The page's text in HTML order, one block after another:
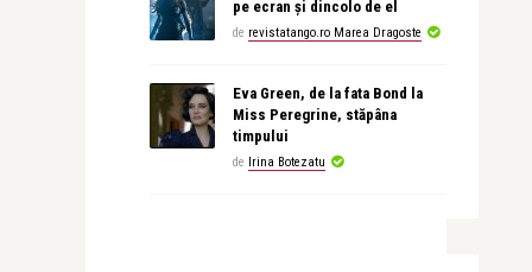
pe ecran și dincolo de el
de revistatango.ro Marea Dragoste
Eva Green, de la fata Bond la
Miss Peregrine, stăpâna
timpului
de Irina Botezatu